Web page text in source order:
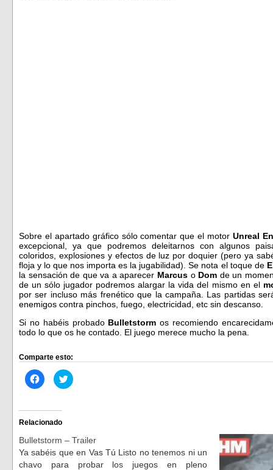
Sobre el apartado gráfico sólo comentar que el motor Unreal
excepcional, ya que podremos deleitarnos con algunos
coloridos, explosiones y efectos de luz por doquier (pero ya
floja y lo que nos importa es la jugabilidad). Se nota el toque de
la sensación de que va a aparecer Marcus o Dom de un
de un sólo jugador podremos alargar la vida del mismo en el
por ser incluso más frenético que la campaña. Las partidas
enemigos contra pinchos, fuego, electricidad, etc sin descanso.
Si no habéis probado Bulletstorm os recomiendo
todo lo que os he contado. El juego merece mucho la pena.
Comparte esto:
Haz
clic
Facebook
(Se
abre
en
una
ventana
nueva)
Haz
clic
en
una
ventana
nueva)
Relacionado
Bulletstorm – Trailer
Ya sabéis que en Vas Tú Listo no tenemos ni un
chavo para probar los juegos en pleno